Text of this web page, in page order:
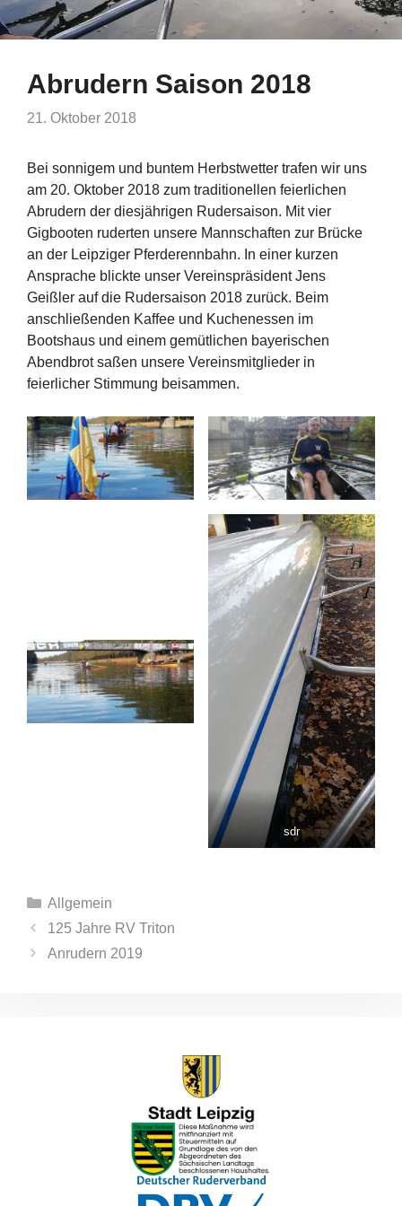
Abrudern Saison 2018
21. Oktober 2018
Bei sonnigem und buntem Herbstwetter trafen wir uns
am 20. Oktober 2018 zum traditionellen feierlichen
Abrudern der diesjährigen Rudersaison. Mit vier
Gigbooten ruderten unsere Mannschaften zur Brücke
an der Leipziger Pferderennbahn. In einer kurzen
Ansprache blickte unser Vereinspräsident Jens
Geißler auf die Rudersaison 2018 zurück. Beim
anschließenden Kaffee und Kuchenessen im
Bootshaus und einem gemütlichen bayerischen
Abendbrot saßen unsere Vereinsmitglieder in
feierlicher Stimmung beisammen.
sdr
Kategorien
Allgemein
125 Jahre RV Triton
Anrudern 2019